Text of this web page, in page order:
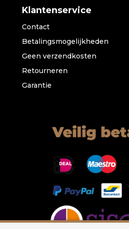
Klantenservice
Contact
Betalingsmogelijkheden
Geen verzendkosten
Retourneren
Garantie